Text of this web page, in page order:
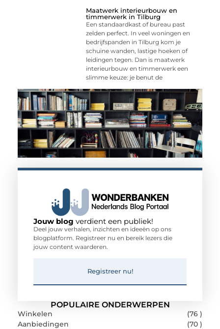
Maatwerk interieurbouw en
timmerwerk in Tilburg
Een standaardkast of bureau past
zelden perfect. In veel woningen en
bedrijfspanden in Tilburg kom je
schuine wanden, lastige hoeken of
leidingen tegen. Dan is maatwerk
interieurbouw en timmerwerk een
slimme keuze: je benut de
POPULAIRE ONDERWERPEN
Winkelen
(76 )
Aanbiedingen
(70 )
Jouw blog verdient een publiek!
Deel jouw verhalen, inzichten en ideeën op ons
blogplatform. Registreer nu en bereik lezers die
jouw content waarderen.
Registreer nu!